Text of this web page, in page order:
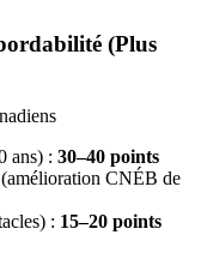
(Plus
ans) : 30–40 points
CNÉB de
: 15–20 points